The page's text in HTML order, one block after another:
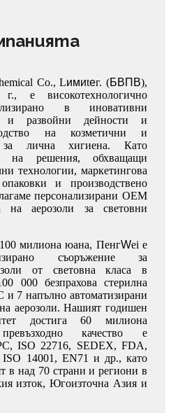
Co., Lимиteг. (БВПВ),
е високотехнологично
в иновативни
и развойни дейности и
на козметични и
за лична хигиена. Като
на решения, обхващащи
технологии, маркетингова
и производствено
персонализирани OEM
на аерозоли за световни
милиона юана, ПенгWei е
съоръжение за
от световна класа в
000 безпрахова стерилна
и 7 напълно автоматизирани
аерозоли. Нашият годишен
достига 60 милиона
качество е
ISO 22716, SEDEX, FDA,
14001, EN71 и др., като
в над 70 страни и региони в
изток, Югоизточна Азия и